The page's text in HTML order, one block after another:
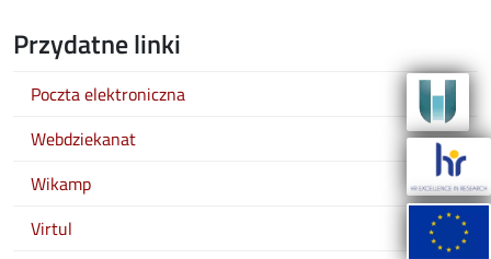
Przydatne linki
Poczta elektroniczna
Webdziekanat
Wikamp
Virtul